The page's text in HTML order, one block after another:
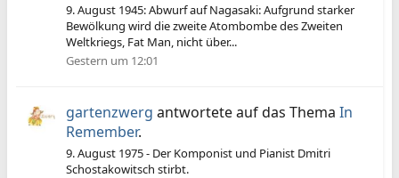
9. August 1945: Abwurf auf Nagasaki: Aufgrund starker
Bewölkung wird die zweite Atombombe des Zweiten
Weltkriegs, Fat Man, nicht über...
Gestern um 12:01
gartenzwerg antwortete auf das Thema In
Remember.
9. August 1975 - Der Komponist und Pianist Dmitri
Schostakowitsch stirbt.